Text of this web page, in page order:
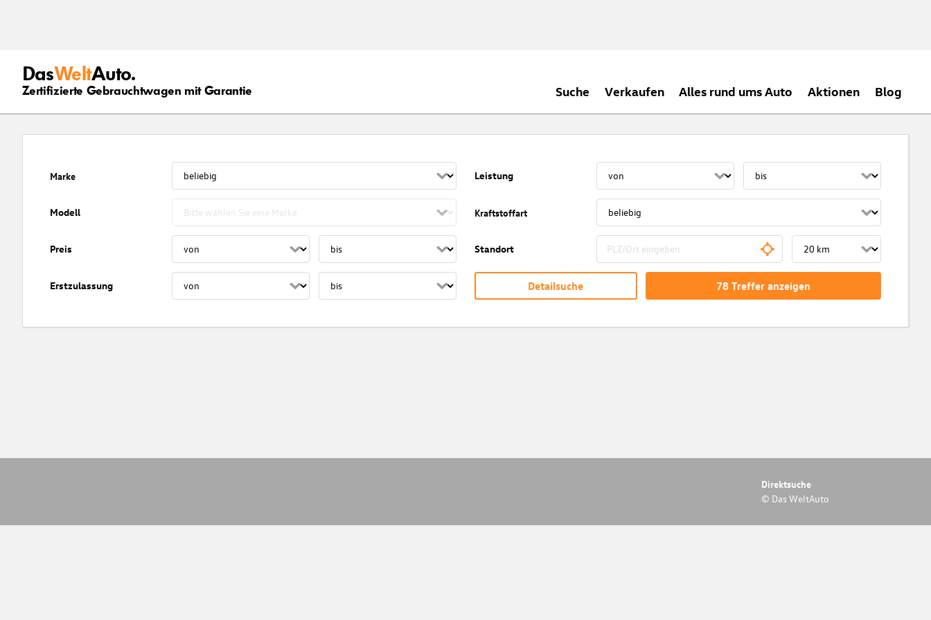
DasWeltAuto.
Zertifizierte Gebrauchtwagen mit Garantie Suche Verkaufen Alles rund ums Auto Aktionen Blog
Marke
Modell
Preis
Erstzulassung
Leistung
Kraftstoffart
Standort
Detailsuche 78Treffer anzeigen
Direktsuche
© Das WeltAuto